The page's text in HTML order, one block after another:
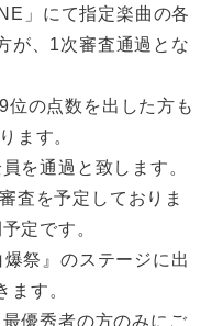
」にて指定楽曲の各
が、1次審査通過とな
位の点数を出した方も
ます。
を通過と致します。
査を予定しておりま
定です。
祭』のステージに出
ます。
優秀者の方のみにご